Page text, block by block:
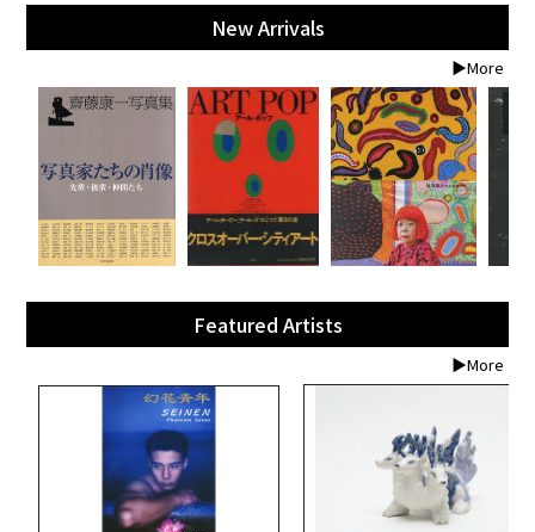
New Arrivals
▶More
Featured Artists
▶More